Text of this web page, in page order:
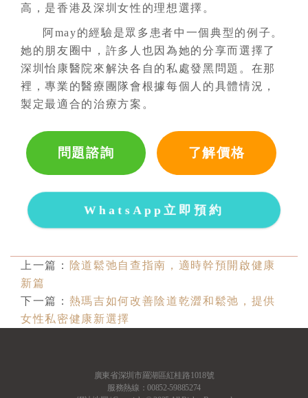
高，是香港及深圳女性的理想選擇。
阿may的經驗是眾多患者中一個典型的例子。
她的朋友圈中，許多人也因為她的分享而選擇了
深圳怡康醫院來解決各自的私處發黑問題。在那
裡，專業的醫療團隊會根據每個人的具體情況，
製定最適合的治療方案。
問題諮詢 了解價格
WhatsApp立即預約
上一篇：
陰道鬆弛自查指南，適時幹預開啟健康
新篇
下一篇： 熱瑪吉如何改善陰道乾澀和鬆弛，提供
女性私密健康新選擇
廣東省深圳市羅湖區紅桂路1018號
服務熱線：00852-59885274